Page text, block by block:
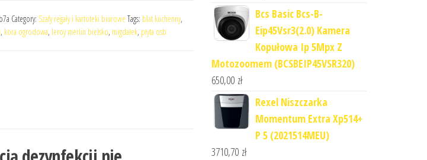
Category: Szafy regały i kartoteki biurowe Tags: blat kuchenny,
, kora ogrodowa, leroy merlin bielsko, migdałek, płyta osb
Bcs Basic Bcs-B-
Eip45Vsr3(2.0) Kamera
Kopułowa Ip 5Mpx Z
Motozoomem (BCSBEIP45VSR320)
650,00 zł
Rexel Niszczarka
Momentum Extra Xp514+
P 5 (2021514MEU)
3710,70 zł